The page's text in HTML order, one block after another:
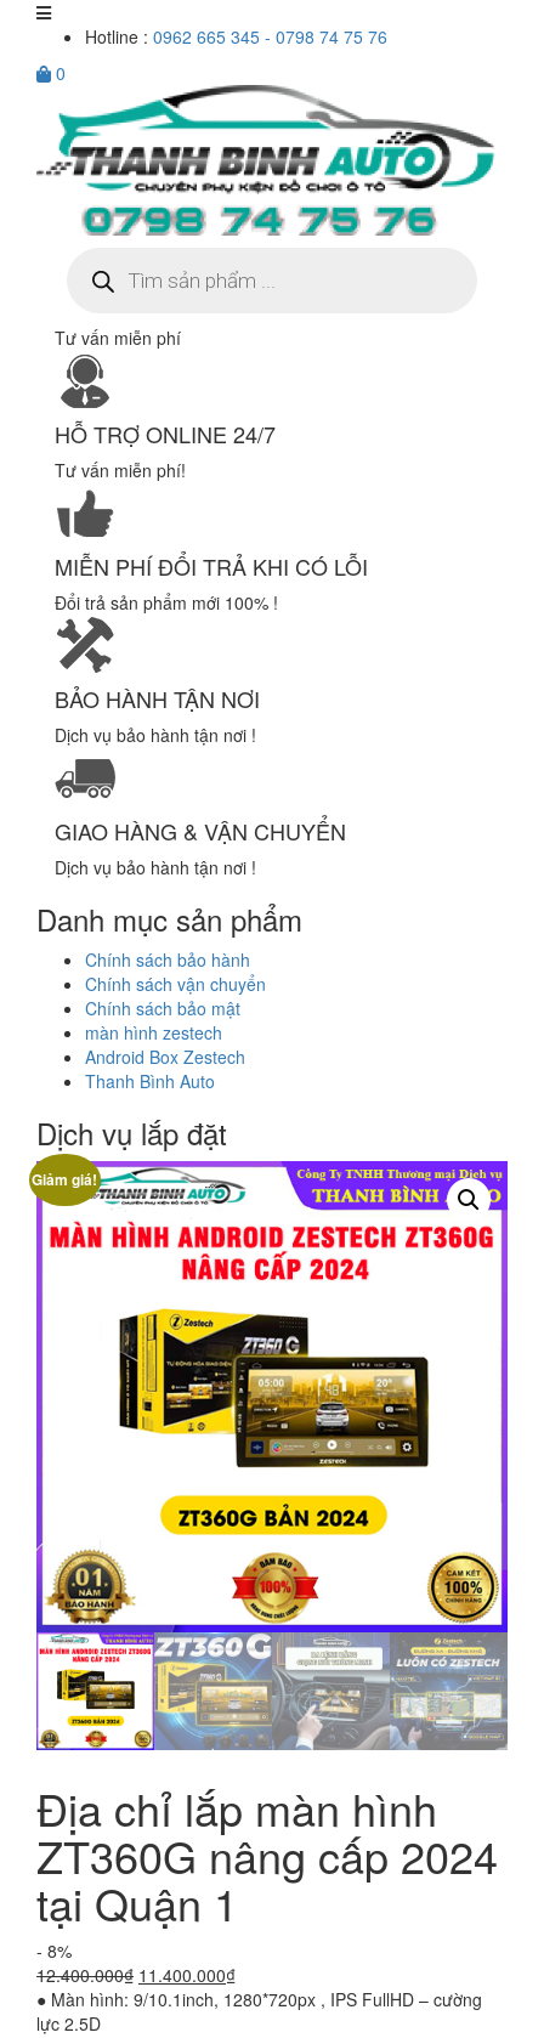
Hotline : 0962 665 345 - 0798 74 75 76
0
kiếm
sản
Tư vấn miễn phí
HỖ TRỢ ONLINE 24/7
Tư vấn miễn phí!
MIỄN PHÍ ĐỔI TRẢ KHI CÓ LỖI
Đổi trả sản phẩm mới 100% !
BẢO HÀNH TẬN NƠI
Dịch vụ bảo hành tận nơi !
GIAO HÀNG & VẬN CHUYỂN
Dịch vụ bảo hành tận nơi !
Danh mục sản phẩm
Chính sách bảo hành
Chính sách vận chuyển
Chính sách bảo mật
màn hình zestech
Android Box Zestech
Thanh Bình Auto
Dịch vụ lắp đặt
Giảm giá!
Địa chỉ lắp màn hình
ZT360G nâng cấp 2024
tại Quận 1
- 8%
12.400.000₫ Giá
gốc
11.400.000₫Giá
hiện
● Màn hình: 9/10.1inch, 1280*720px , IPS FullHD – cường
lực 2.5D